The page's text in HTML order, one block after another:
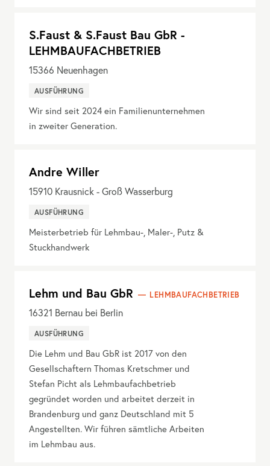
S.Faust & S.Faust Bau GbR -
LEHMBAUFACHBETRIEB
15366 Neuenhagen
AUSFÜHRUNG
Wir sind seit 2024 ein Familienunternehmen
in zweiter Generation.
Andre Willer
15910 Krausnick - Groß Wasserburg
AUSFÜHRUNG
Meisterbetrieb für Lehmbau-, Maler-, Putz &
Stuckhandwerk
Lehm und Bau GbR LEHMBAUFACHBETRIEB
16321 Bernau bei Berlin
AUSFÜHRUNG
Die Lehm und Bau GbR ist 2017 von den
Gesellschaftern Thomas Kretschmer und
Stefan Picht als Lehmbaufachbetrieb
gegründet worden und arbeitet derzeit in
Brandenburg und ganz Deutschland mit 5
Angestellten. Wir führen sämtliche Arbeiten
im Lehmbau aus.